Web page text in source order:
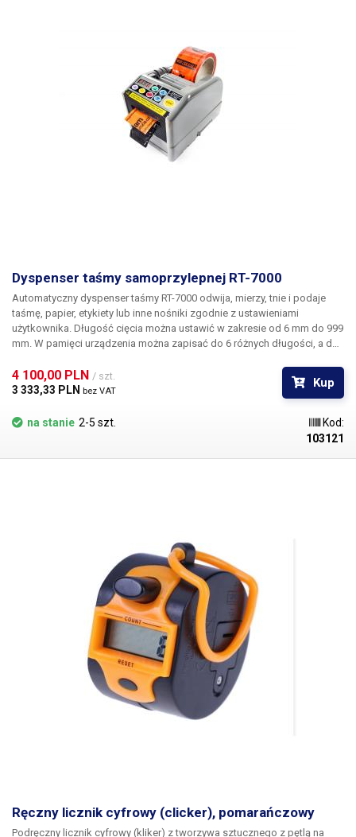
Dyspenser taśmy samoprzylepnej RT-7000
Automatyczny dyspenser taśmy RT-7000 odwija, mierzy, tnie i podaje
taśmę, papier, etykiety lub inne nośniki zgodnie z ustawieniami
użytkownika. Długość cięcia można ustawić w zakresie od 6 mm do 999
mm. W pamięci urządzenia można zapisać do 6 różnych długości, a do
tryb w pełni automatyczny, w którym po usunięciu taśmy RT-7000
automatycznie odwija i tnie następną taśmę, lub tryb półautomatyczny,
aby rozpocząć odwijanie taśmy.
Podajnik ma również funkcję liczenia
sztuk (1-999), aktualna liczba pozostałych sztuk jest wyświetlana na
zwracania uwagi na dokładną średnicę rolki (maks. 300 mm) - nie ma
potrzeby wkładania żadnego trzpienia, taśma sama utrzymuje się w
korpusie dyspensera po włożeniu. Taśma może być odwijana z dwóch
rolek jednocześnie, taśmy mogą mieć różne szerokości. Korpus
dyspensera ma minimalistyczny funkcjonalny design, bezpośrednio w
korpusie dyspensera znajduje się pęseta do bezpiecznego wyciągania
zakleszczonych taśm, w dolnej części dyspensera znajduje się
przegroda oddzielająca do odwijania z dwóch taśm jednocześnie,
zatrzask bezpieczeństwa i butelka oleju silikonowego do smarowania
kół zębatych obcinacza.RT-7000 może być ładowany taśmami
winylowymi, polietylenowymi, maskującymi, teflonowymi, dwustronnymi,
miękkimi, papierowymi, acetatowymi, bawełnianymi, z włókna
szklanego, Normex, mylar, Kapton, celofan, folia aluminiowa i innymi.
4 100,00 PLN / szt.
3 333,33 PLN bez VAT
Kup
na stanie 2-5 szt.
Kod:
103121
Ręczny licznik cyfrowy (clicker), pomarańczowy
Podręczny licznik cyfrowy (kliker) z tworzywa sztucznego z pętlą na